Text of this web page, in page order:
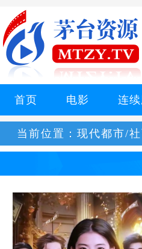
首页 电影 连续
当前位置： 现代都市/